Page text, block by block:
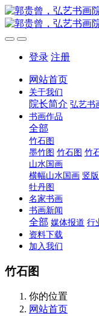
登录 注册
网站首页
关于我们
院长简介 弘艺书
书画作品
全部
竹石图
墨竹图 竹石图 竹
山水国画
横幅山水国画 竖
牡丹图
名家书画
书画新闻
全部 媒体报道 行
资料下载
加入我们
竹石图
你的位置
网站首页